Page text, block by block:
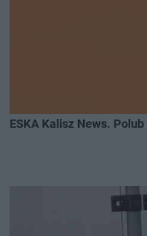
ESKA Kalisz News.